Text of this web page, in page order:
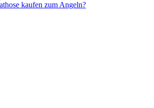
kaufen zum Angeln?